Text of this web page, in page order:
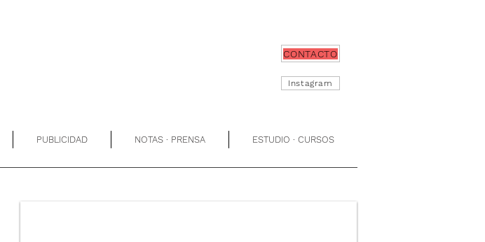
CONTACTO
Instagram
PUBLICIDAD NOTAS · PRENSA ESTUDIO · CURSOS